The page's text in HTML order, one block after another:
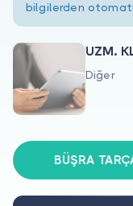
Hakkımızda
Doktorlar için
bilgilerden
UZM.
Diğer
BÜŞRA